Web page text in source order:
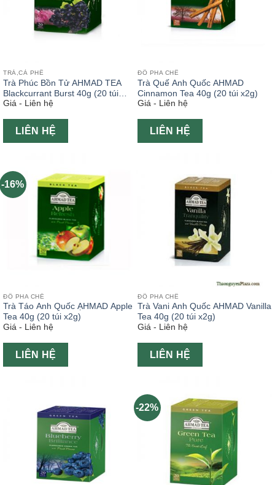
TRÀ,CÀ PHÊ
Trà Phúc Bồn Tử AHMAD TEA
Blackcurrant Burst 40g (20 túi
x2g)
Giá - Liên hệ
LIÊN HỆ
ĐỒ PHA CHẾ
Trà Quế Anh Quốc AHMAD
Cinnamon Tea 40g (20 túi x2g)
Giá - Liên hệ
LIÊN HỆ
-16%
ĐỒ PHA CHẾ
Trà Táo Anh Quốc ẠHMAD Apple
Tea 40g (20 túi x2g)
Giá - Liên hệ
LIÊN HỆ
ĐỒ PHA CHẾ
Trà Vani Anh Quốc AHMAD Vanilla
Tea 40g (20 túi x2g)
Giá - Liên hệ
LIÊN HỆ
-22%